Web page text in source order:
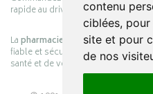
contenu
ciblées,
site et pour
de nos
rapide au drive ou la livraison à
Lapharmacie Cayeuxs’engage à
fiable et sécurisée, en officine
santé et de votre bien-être.